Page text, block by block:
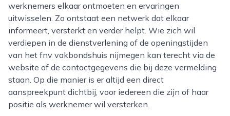
werknemers elkaar ontmoeten en ervaringen
uitwisselen. Zo ontstaat een netwerk dat elkaar
informeert, versterkt en verder helpt. Wie zich wil
verdiepen in de dienstverlening of de openingstijden
van het fnv vakbondshuis nijmegen kan terecht via de
website of de contactgegevens die bij deze vermelding
staan. Op die manier is er altijd een direct
aanspreekpunt dichtbij, voor iedereen die zijn of haar
positie als werknemer wil versterken.